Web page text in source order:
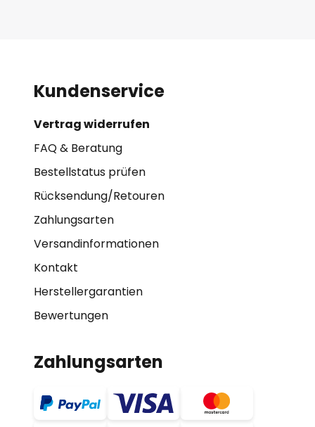
Kundenservice
Vertrag widerrufen
FAQ & Beratung
Bestellstatus prüfen
Rücksendung/Retouren
Zahlungsarten
Versandinformationen
Kontakt
Herstellergarantien
Bewertungen
Zahlungsarten